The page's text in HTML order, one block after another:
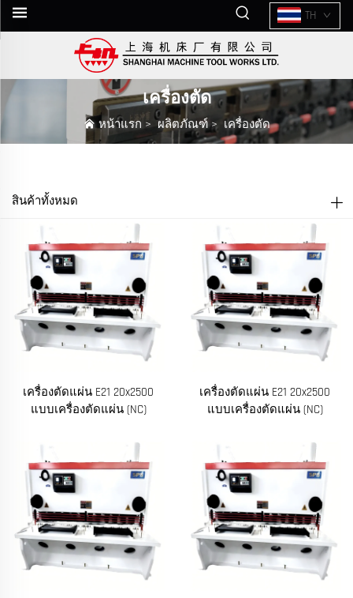
TH
เครื่องตัด
หน้าแรก >ผลิตภัณฑ์> เครื่องตัด
สินค้าทั้งหมด
เครื่องตัดแผ่น E21 20x2500
แบบเครื่องตัดแผ่น (NC)
เครื่องตัดแผ่น E21 20x2500
แบบเครื่องตัดแผ่น (NC)